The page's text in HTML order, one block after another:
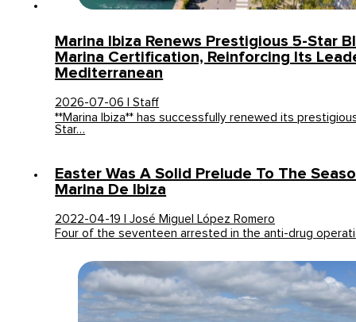
Marina Ibiza Renews Prestigious 5-Star
Marina Certification, Reinforcing Its
Mediterranean
2026-07-06 | Staff
**Marina Ibiza** has successfully renewed its
Star…
Easter Was A Solid Prelude To The
Marina De Ibiza
2022-04-19 | José Miguel López Romero
Four of the seventeen arrested in the anti-drug